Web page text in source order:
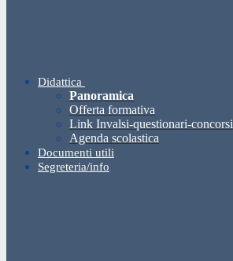
Didattica
Panoramica
Offerta formativa
Link Invalsi-questionari-concorsi
Agenda scolastica
Documenti utili
Segreteria/info